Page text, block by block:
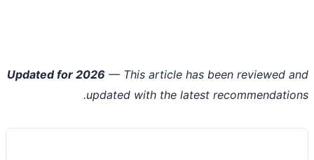
Updated for 2026 — This article has been reviewed
updated with the latest